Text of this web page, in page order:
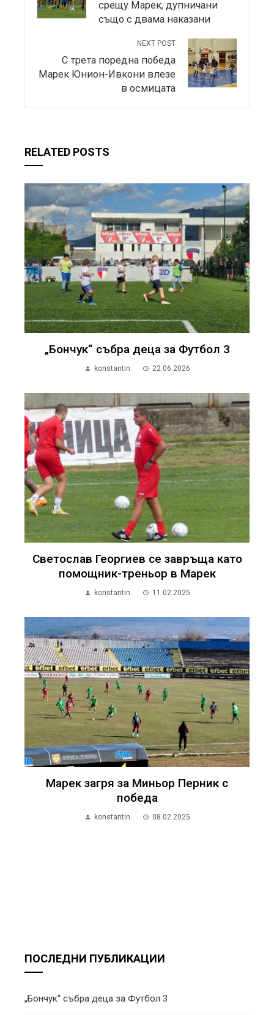
срещу Марек, дупничани
също с двама наказани
NEXT POST
С трета поредна победа
Марек Юнион-Ивкони влезе
в осмицата
RELATED POSTS
„Бончук“ събра деца за Футбол 3
konstantin 22.06.2026
Светослав Георгиев се завръща като
помощник-треньор в Марек
konstantin 11.02.2025
Марек загря за Миньор Перник с
победа
konstantin 08.02.2025
ПОСЛЕДНИ ПУБЛИКАЦИИ
„Бончук“ събра деца за Футбол 3